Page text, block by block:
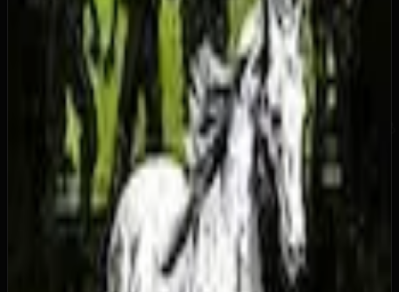
Серебряный трофей Секретное
Описание достижения
Выполните поручение «На коне бледном».